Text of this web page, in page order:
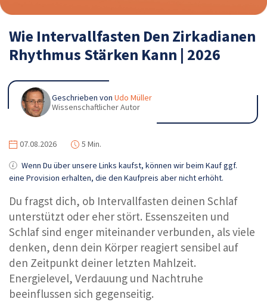
Wie Intervallfasten Den Zirkadianen
Rhythmus Stärken Kann | 2026
Geschrieben von Udo Müller
Wissenschaftlicher Autor
07.08.2026
5 Min.
Wenn Du über unsere Links kaufst, können wir beim Kauf ggf.
eine Provision erhalten, die den Kaufpreis aber nicht erhöht.
Du fragst dich, ob Intervallfasten deinen Schlaf
unterstützt oder eher stört. Essenszeiten und
Schlaf sind enger miteinander verbunden, als viele
denken, denn dein Körper reagiert sensibel auf
den Zeitpunkt deiner letzten Mahlzeit.
Energielevel, Verdauung und Nachtruhe
beeinflussen sich gegenseitig.